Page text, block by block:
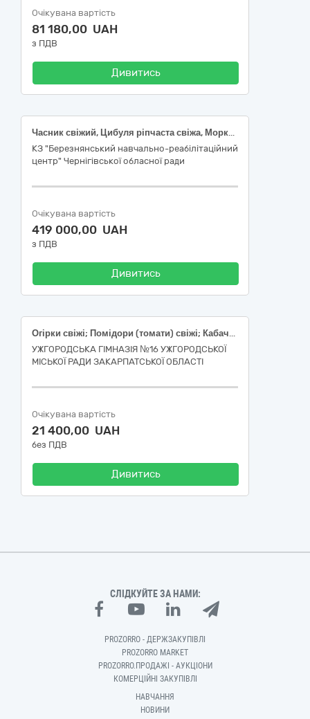
Очікувана вартість
81 180,00 UAH
з ПДВ
Дивитись
Часник свіжий, Цибуля ріпчаста свіжа, Морква свіжа, Капуста білоголова свіжа, Огірки свіжі, Помідори (томати) свіжі, Перець солодкий свіжий, Банани свіжі, Апельсини свіжі, Персики, Нектарини, Виноград свіжий столовий, Яблука свіжі, Груші свіжі, Мандарини свіжі, Лимони свіжі, Буряк столовий, Капуста пекінська (код за ЄЗС ДК 021:2015 - 03220000-9 Овочі, фрукти та горіхи)
КЗ "Березнянський навчально-реабілітаційний
центр" Чернігівської обласної ради
Очікувана вартість
419 000,00 UAH
з ПДВ
Дивитись
Огірки свіжі; Помідори (томати) свіжі; Кабачки свіжі; Капуста цвітна свіжа; Абрикоси свіжі; Персики і нектарини; Черешня свіжа; Персики і нектарини
УЖГОРОДСЬКА ГІМНАЗІЯ №16 УЖГОРОДСЬКОЇ
МІСЬКОЇ РАДИ ЗАКАРПАТСЬКОЇ ОБЛАСТІ
Очікувана вартість
21 400,00 UAH
без ПДВ
Дивитись
СЛІДКУЙТЕ ЗА НАМИ:
PROZORRO - ДЕРЖЗАКУПІВЛІ
PROZORRO MARKET
PROZORRO.ПРОДАЖІ - АУКЦІОНИ
КОМЕРЦІЙНІ ЗАКУПІВЛІ
НАВЧАННЯ
НОВИНИ